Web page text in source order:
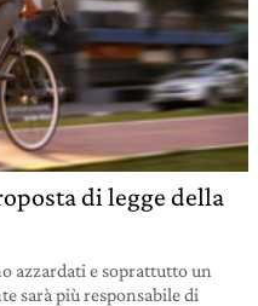
di legge della
azzardati e soprattutto un
sarà più responsabile di